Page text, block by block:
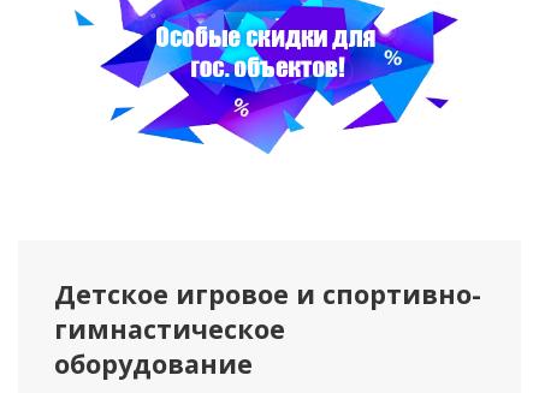
Детское игровое и спортивно-
гимнастическое
оборудование